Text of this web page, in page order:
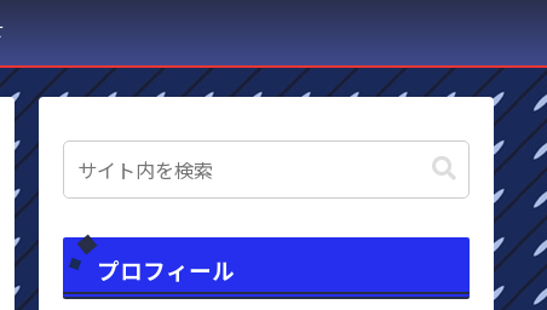
プロフィール